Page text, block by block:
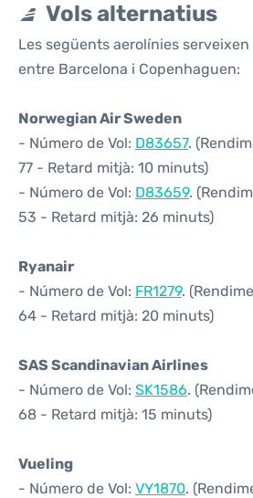
Vols alternatius
Les següents aerolínies
entre Barcelona i Copenhaguen:
Norwegian Air Sweden
- Número de Vol: D83657.
77 - Retard mitjà: 10 minuts)
- Número de Vol: D83659.
53 - Retard mitjà: 26 minuts)
Ryanair
- Número de Vol: FR1279.
64 - Retard mitjà: 20 minuts)
SAS Scandinavian Airlines
- Número de Vol: SK1586.
68 - Retard mitjà: 15 minuts)
Vueling
- Número de Vol: VY1870.